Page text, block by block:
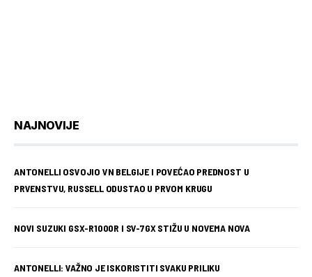
NAJNOVIJE
ANTONELLI OSVOJIO VN BELGIJE I POVEĆAO PREDNOST U
PRVENSTVU, RUSSELL ODUSTAO U PRVOM KRUGU
NOVI SUZUKI GSX-R1000R I SV-7GX STIŽU U NOVEMA NOVA
ANTONELLI: VAŽNO JE ISKORISTITI SVAKU PRILIKU